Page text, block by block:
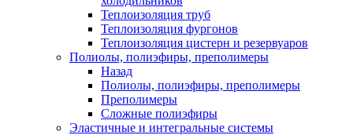
Теплоизоляция труб
Теплоизоляция фургонов
Теплоизоляция цистерн и резервуаров
Полиолы, полиэфиры, преполимеры
Назад
Полиолы, полиэфиры, преполимеры
Преполимеры
Сложные полиэфиры
Эластичные и интегральные системы